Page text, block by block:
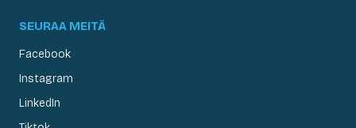
SEURAA MEITÄ
Facebook
Instagram
LinkedIn